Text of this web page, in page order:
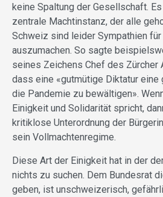
keine Spaltung der Gesellschaft.
zentrale Machtinstanz, der alle
Schweiz sind leider Sympathien
auszumachen. So sagte
seines Zeichens Chef des Zürcher
dass eine «gutmütige Diktatur eine
die Pandemie zu bewältigen».
Einigkeit und Solidarität spricht,
kritiklose Unterordnung der
sein Vollmachtenregime.
Diese Art der Einigkeit hat in der
nichts zu suchen. Dem Bundesrat
geben, ist unschweizerisch,